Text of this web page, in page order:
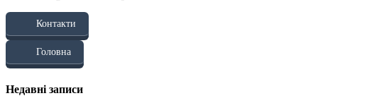
Контакти
Головна
Недавні записи